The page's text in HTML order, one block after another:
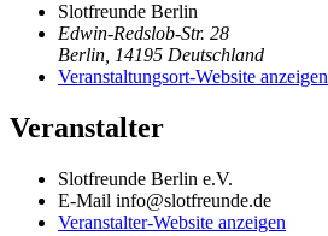
Slotfreunde Berlin
Edwin-Redslob-Str. 28
Berlin 14195 Deutschland
Veranstaltungsort-Website anzeigen
Veranstalter
Slotfreunde Berlin e.V.
E-Mail info@slotfreunde.de
Veranstalter-Website anzeigen